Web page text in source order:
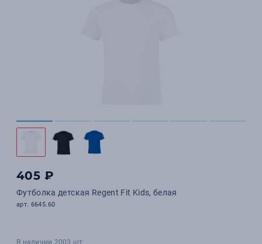
405 ₽
Футболка детская Regent Fit Kids, белая
арт. 6645.60
В наличии 2003 шт.